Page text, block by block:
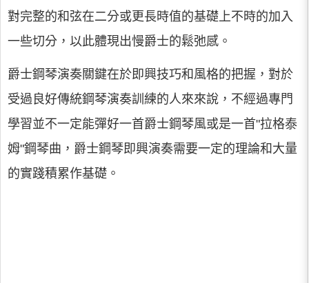
對完整的和弦在二分或更長時值的基礎上不時的加入
一些切分，以此體現出慢爵士的鬆弛感。
爵士鋼琴演奏關鍵在於即興技巧和風格的把握，對於
受過良好傳統鋼琴演奏訓練的人來來說，不經過專門
學習並不一定能彈好一首爵士鋼琴風或是一首"拉格泰
姆"鋼琴曲，爵士鋼琴即興演奏需要一定的理論和大量
的實踐積累作基礎。